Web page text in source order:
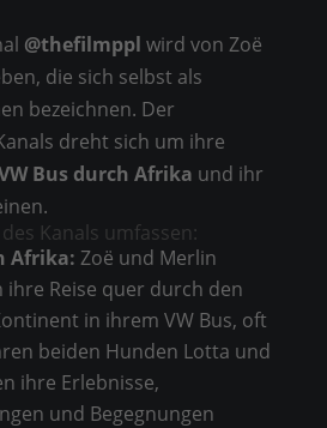
@thefilmppl wird von Zoë
die sich selbst als
bezeichnen. Der
dreht sich um ihre
Bus durch Afrika und ihr
Kanals umfassen:
Afrika: Zoë und Merlin
Reise quer durch den
in ihrem VW Bus, oft
beiden Hunden Lotta und
ihre Erlebnisse,
und Begegnungen